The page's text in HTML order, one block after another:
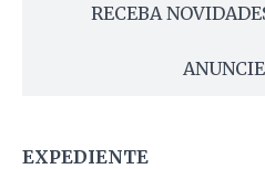
RECEBA
EXPEDIENTE